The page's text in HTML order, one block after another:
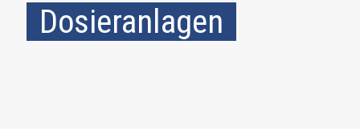
Dosieranlagen